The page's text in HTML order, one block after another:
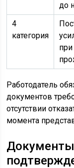
до
4
категория
Работодатель
документов
отсутствии
момента
Документы